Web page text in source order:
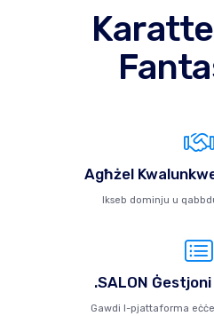
Agħżel
Ikseb dominju u
.SALON
Gawdi l-pjattaforma